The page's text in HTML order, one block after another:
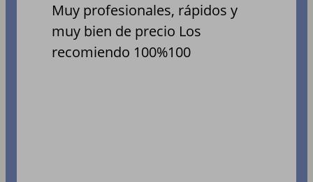
Muy profesionales, rápidos y
muy bien de precio Los
recomiendo 100%100